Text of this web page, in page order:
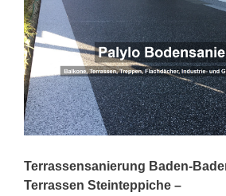
Terrassensanierung Baden-
Terrassen Steinteppiche –